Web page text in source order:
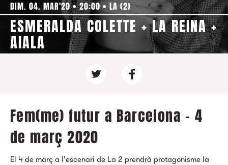
DIM. 04. MAR'20 20:00 LA (2)
ESMERALDA COLETTE + LA REINA +
AIALA
Fem(me) futur a Barcelona - 4
de març 2020
El 4 de març a l'escenari de La 2 prendrà protagonisme la